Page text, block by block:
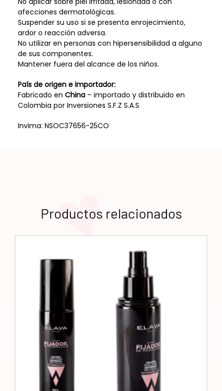
afecciones dermatológicas.
Suspender su uso si se presenta enrojecimiento,
ardor o reacción adversa.
No utilizar en personas con hipersensibilidad a alguno
de sus componentes.
Mantener fuera del alcance de los niños.
País de origen e importador:
Fabricado en China– importado y distribuido en
Colombia por Inversiones S.F.Z S.A.S
Invima: NSOC37656-25CO
Productos relacionados